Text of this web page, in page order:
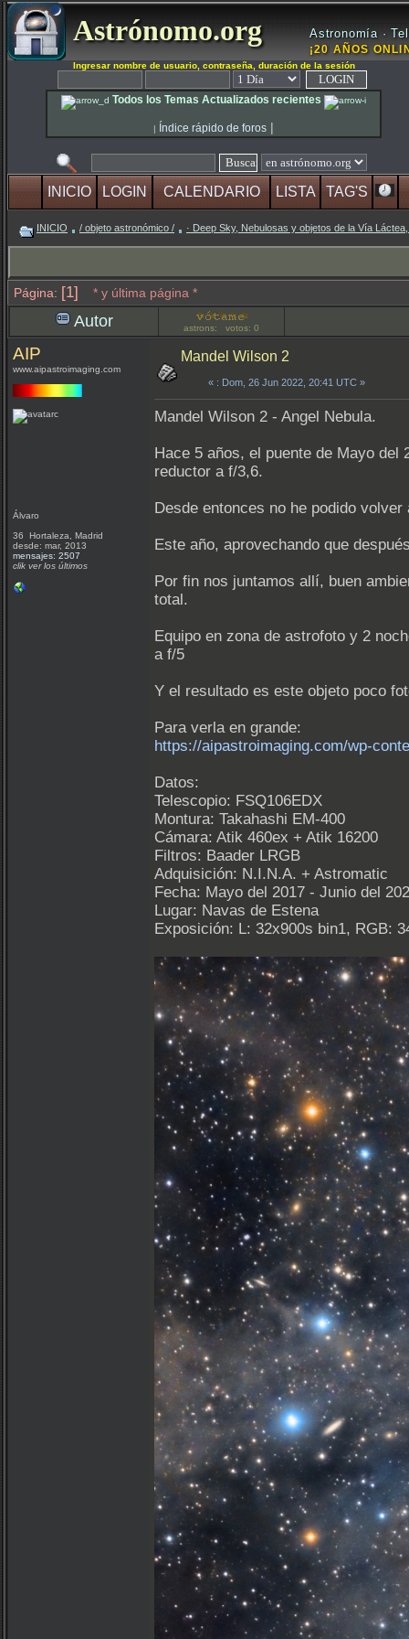
Astrónomo.org Astronomía ·
¡20 AÑOS
Ingresar nombre de usuario, contraseña, duración de la sesión
Todos los Temas Actualizados recientes
| Índice rápido de foros |
INICIO LOGIN CALENDARIO LISTA TAG'S
INICIO / objeto astronómico / · Deep Sky, Nebulosas y objetos de la Vía
Página: [1] * y última página *
Autor astrons: votos: 0
AIP
www.aipastroimaging.com
Álvaro
36 Hortaleza, Madrid
desde: mar, 2013
mensajes: 2507
clik ver los últimos
Mandel Wilson 2
« : Dom, 26 Jun 2022, 20:41 UTC »
Mandel Wilson 2 - Angel Nebula.
Hace 5 años, el puente de Mayo
reductor a f/3,6.
Desde entonces no he podido
Este año, aprovechando que
Por fin nos juntamos allí, buen
total.
Equipo en zona de astrofoto y 2
a f/5
Y el resultado es este objeto poco
Para verla en grande:
https://aipastroimaging.com/wp-
Datos:
Telescopio: FSQ106EDX
Montura: Takahashi EM-400
Cámara: Atik 460ex + Atik 16200
Filtros: Baader LRGB
Adquisición: N.I.N.A. + Astromatic
Fecha: Mayo del 2017 - Junio del
Lugar: Navas de Estena
Exposición: L: 32x900s bin1, RGB: